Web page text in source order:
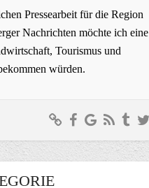
Pressearbeit für die Region
Nachrichten möchte ich eine
Tourismus und
würden.